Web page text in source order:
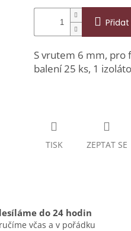
S vrutem 6 mm, pro
balení 25 ks, 1
TISK ZEPTAT SE
do 24 hodin
včas a v pořádku